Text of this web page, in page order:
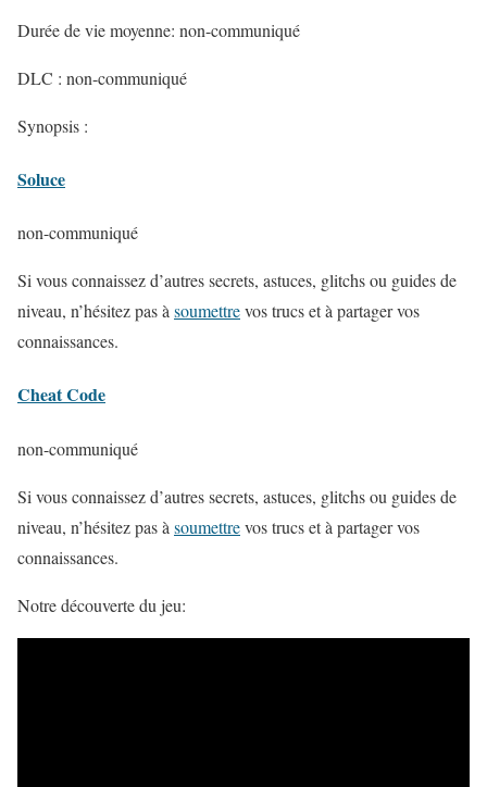
Durée de vie moyenne: non-communiqué
DLC : non-communiqué
Synopsis :
Soluce
non-communiqué
Si vous connaissez d’autres secrets, astuces, glitchs ou guides de
niveau, n’hésitez pas à soumettrevos trucs et à partager vos
connaissances.
Cheat Code
non-communiqué
Si vous connaissez d’autres secrets, astuces, glitchs ou guides de
niveau, n’hésitez pas à soumettrevos trucs et à partager vos
connaissances.
Notre découverte du jeu: